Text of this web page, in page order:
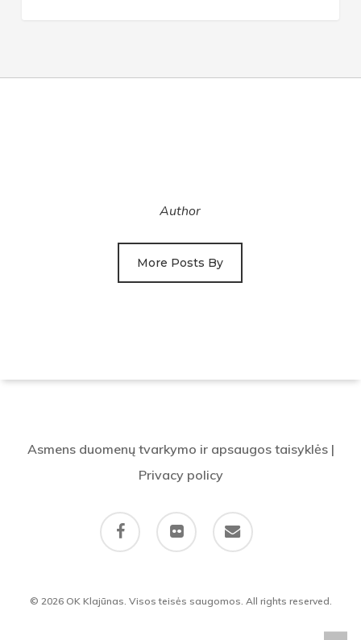
Author
More Posts By
Asmens duomenų tvarkymo ir apsaugos taisyklės|
Privacy policy
facebook flickr email
© 2026 OK Klajūnas. Visos teisės saugomos. All rights reserved.